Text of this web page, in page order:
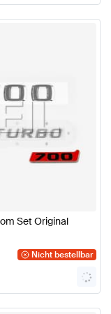
Set Original
Nicht bestellbar